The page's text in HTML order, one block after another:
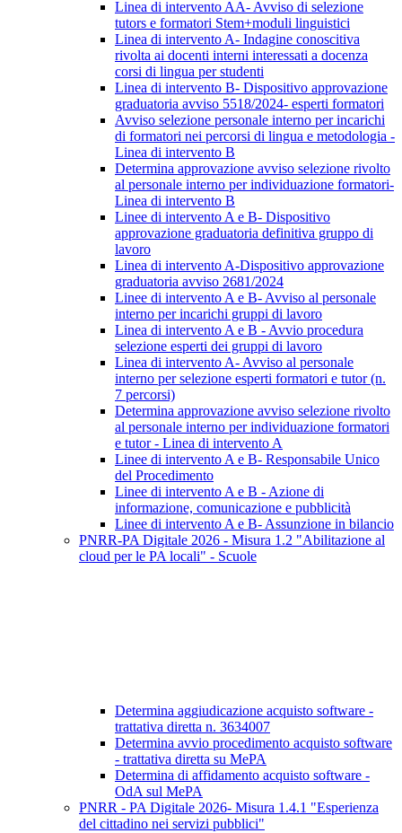
Linea di intervento AA- Avviso di selezione
tutors e formatori Stem+moduli linguistici
Linea di intervento A- Indagine conoscitiva
rivolta ai docenti interni interessati a docenza
corsi di lingua per studenti
Linea di intervento B- Dispositivo approvazione
graduatoria avviso 5518/2024- esperti formatori
Avviso selezione personale interno per incarichi
di formatori nei percorsi di lingua e metodologia -
Linea di intervento B
Determina approvazione avviso selezione rivolto
al personale interno per individuazione formatori-
Linea di intervento B
Linee di intervento A e B- Dispositivo
approvazione graduatoria definitiva gruppo di
lavoro
Linea di intervento A-Dispositivo approvazione
graduatoria avviso 2681/2024
Linee di intervento A e B- Avviso al personale
interno per incarichi gruppi di lavoro
Linea di intervento A e B - Avvio procedura
selezione esperti dei gruppi di lavoro
Linea di intervento A- Avviso al personale
interno per selezione esperti formatori e tutor (n.
7 percorsi)
Determina approvazione avviso selezione rivolto
al personale interno per individuazione formatori
e tutor - Linea di intervento A
Linee di intervento A e B- Responsabile Unico
del Procedimento
Linee di intervento A e B - Azione di
informazione, comunicazione e pubblicità
Linee di intervento A e B- Assunzione in bilancio
PNRR-PA Digitale 2026 - Misura 1.2 "Abilitazione al
cloud per le PA locali" - Scuole
Determina aggiudicazione acquisto software -
trattativa diretta n. 3634007
Determina avvio procedimento acquisto software
- trattativa diretta su MePA
Determina di affidamento acquisto software -
OdA sul MePA
PNRR - PA Digitale 2026- Misura 1.4.1 "Esperienza
del cittadino nei servizi pubblici"